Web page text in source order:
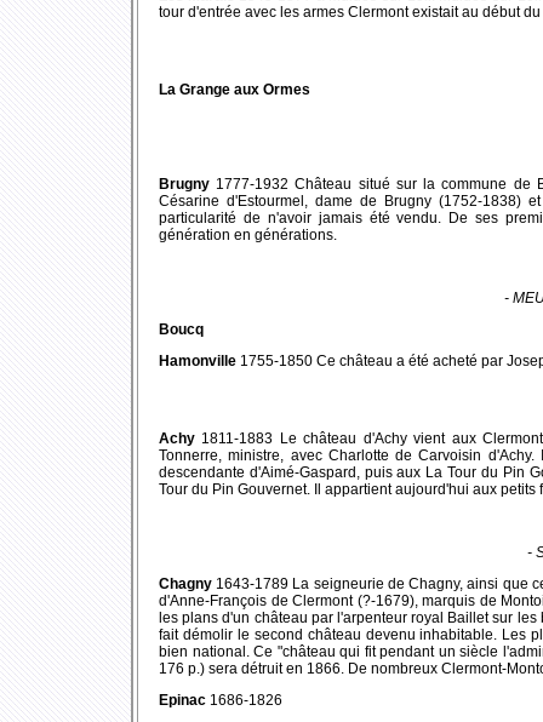
tour d'entrée avec les armes Clermont existait au début
La Grange aux Ormes
Brugny 1777-1932 Château situé sur la commune de
Césarine d'Estourmel, dame de Brugny (1752-1838)
particularité de n'avoir jamais été vendu. De ses
génération en générations.
-
Boucq
Hamonville 1755-1850 Ce château a été acheté par
Achy 1811-1883 Le château d'Achy vient aux
Tonnerre, ministre, avec Charlotte de Carvoisin
descendante d'Aimé-Gaspard, puis aux La Tour du Pin
Tour du Pin Gouvernet. Il appartient aujourd'hui aux petits
-
Chagny 1643-1789 La seigneurie de Chagny, ainsi que
d'Anne-François de Clermont (?-1679), marquis de
les plans d'un château par l'arpenteur royal Baillet sur
fait démolir le second château devenu inhabitable. Les
bien national. Ce "château qui fit pendant un siècle
176 p.) sera détruit en 1866. De nombreux Clermont-
Epinac 1686-1826